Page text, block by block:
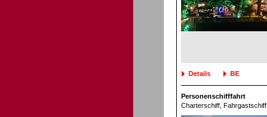
Details BE
Personenschifffahrt
Charterschiff , Fahrgastschiff